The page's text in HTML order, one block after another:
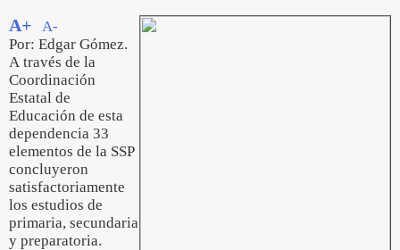
A+
A-
Por: Edgar Gómez.
A través de la
Coordinación
Estatal de
Educación de esta
dependencia 33
elementos de la SSP
concluyeron
satisfactoriamente
los estudios de
primaria, secundaria
y preparatoria.